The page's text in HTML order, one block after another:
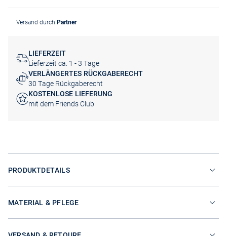
Versand durch Partner
LIEFERZEIT
Lieferzeit ca. 1 - 3 Tage
VERLÄNGERTES RÜCKGABERECHT
30 Tage Rückgaberecht
KOSTENLOSE LIEFERUNG
mit dem Friends Club
PRODUKTDETAILS
MATERIAL & PFLEGE